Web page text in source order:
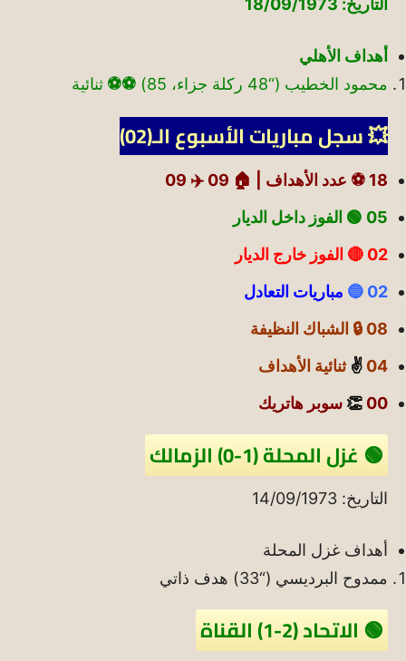
التاريخ: 18/09/1973
أهداف الأهلي
محمود الخطيب (“48 ركلة جزاء، 85)
⚽
⚽ ثنائية
💥 سجل مباريات الأسبوع الـ(02)
18 ⚽ عدد الأهداف | 🏠 09
✈️ 09
05 🟢
الفوز داخل الديار
02 🔴 الفوز خارج الديار
02 🔵
مباريات التعادل
08 🔒 الشباك النظيفة
04
✌️ ثنائية الأهداف
00
👏 سوبر هاتريك
🟢 غزل المحلة (1-0) الزمالك
التاريخ: 14/09/1973
أهداف غزل المحلة
ممدوح البرديسي (“33) هدف ذاتي
🟢 الاتحاد (2-1) القناة